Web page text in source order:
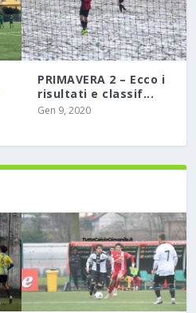
PRIMAVERA 2 – Ecco i
risultati e classif...
Gen 9, 2020